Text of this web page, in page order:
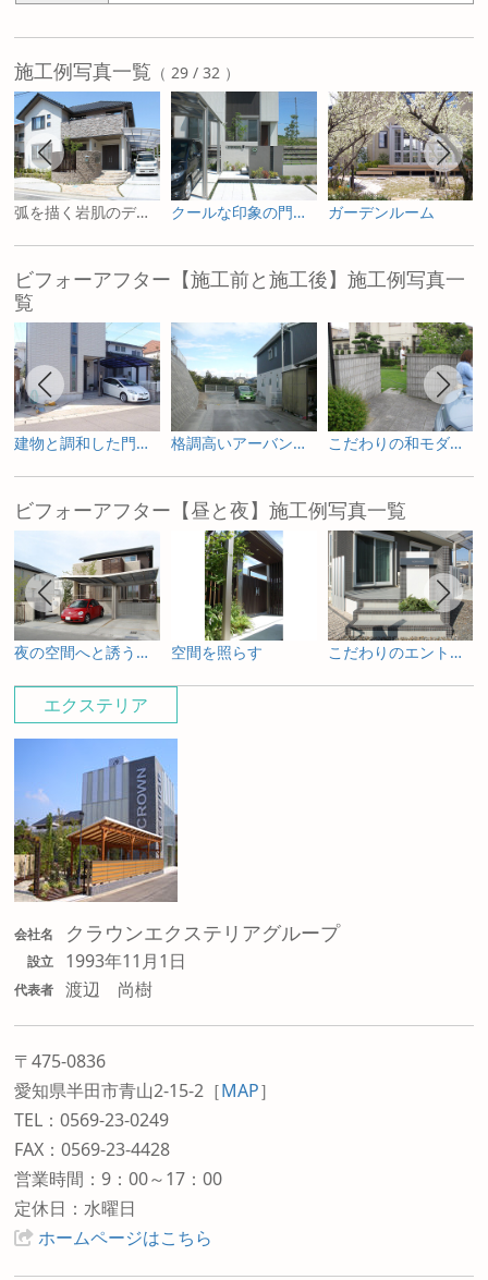
エクステリア
会社名 クラウンエクステリアグループ
設立 1993年11月1日
代表者 渡辺 尚樹
〒475-0836
愛知県半田市青山2-15-2 ［MAP］
TEL：0569-23-0249
FAX：0569-23-4428
営業時間：9：00～17：00
定休日：水曜日
ホームページはこちら
施工例写真一覧 （ 29 / 32 ）
弧を描く岩肌のデザインウォール クールな印象の門まわり ガーデンルーム
ビフォーアフター【施工前と施工後】施工例写真一
覧
建物と調和した門構え 格調高いアーバンデザイン こだわりの和モダンスタイル
ビフォーアフター【昼と夜】施工例写真一覧
夜の空間へと誘うライティングプラン 空間を照らす こだわりのエントランス